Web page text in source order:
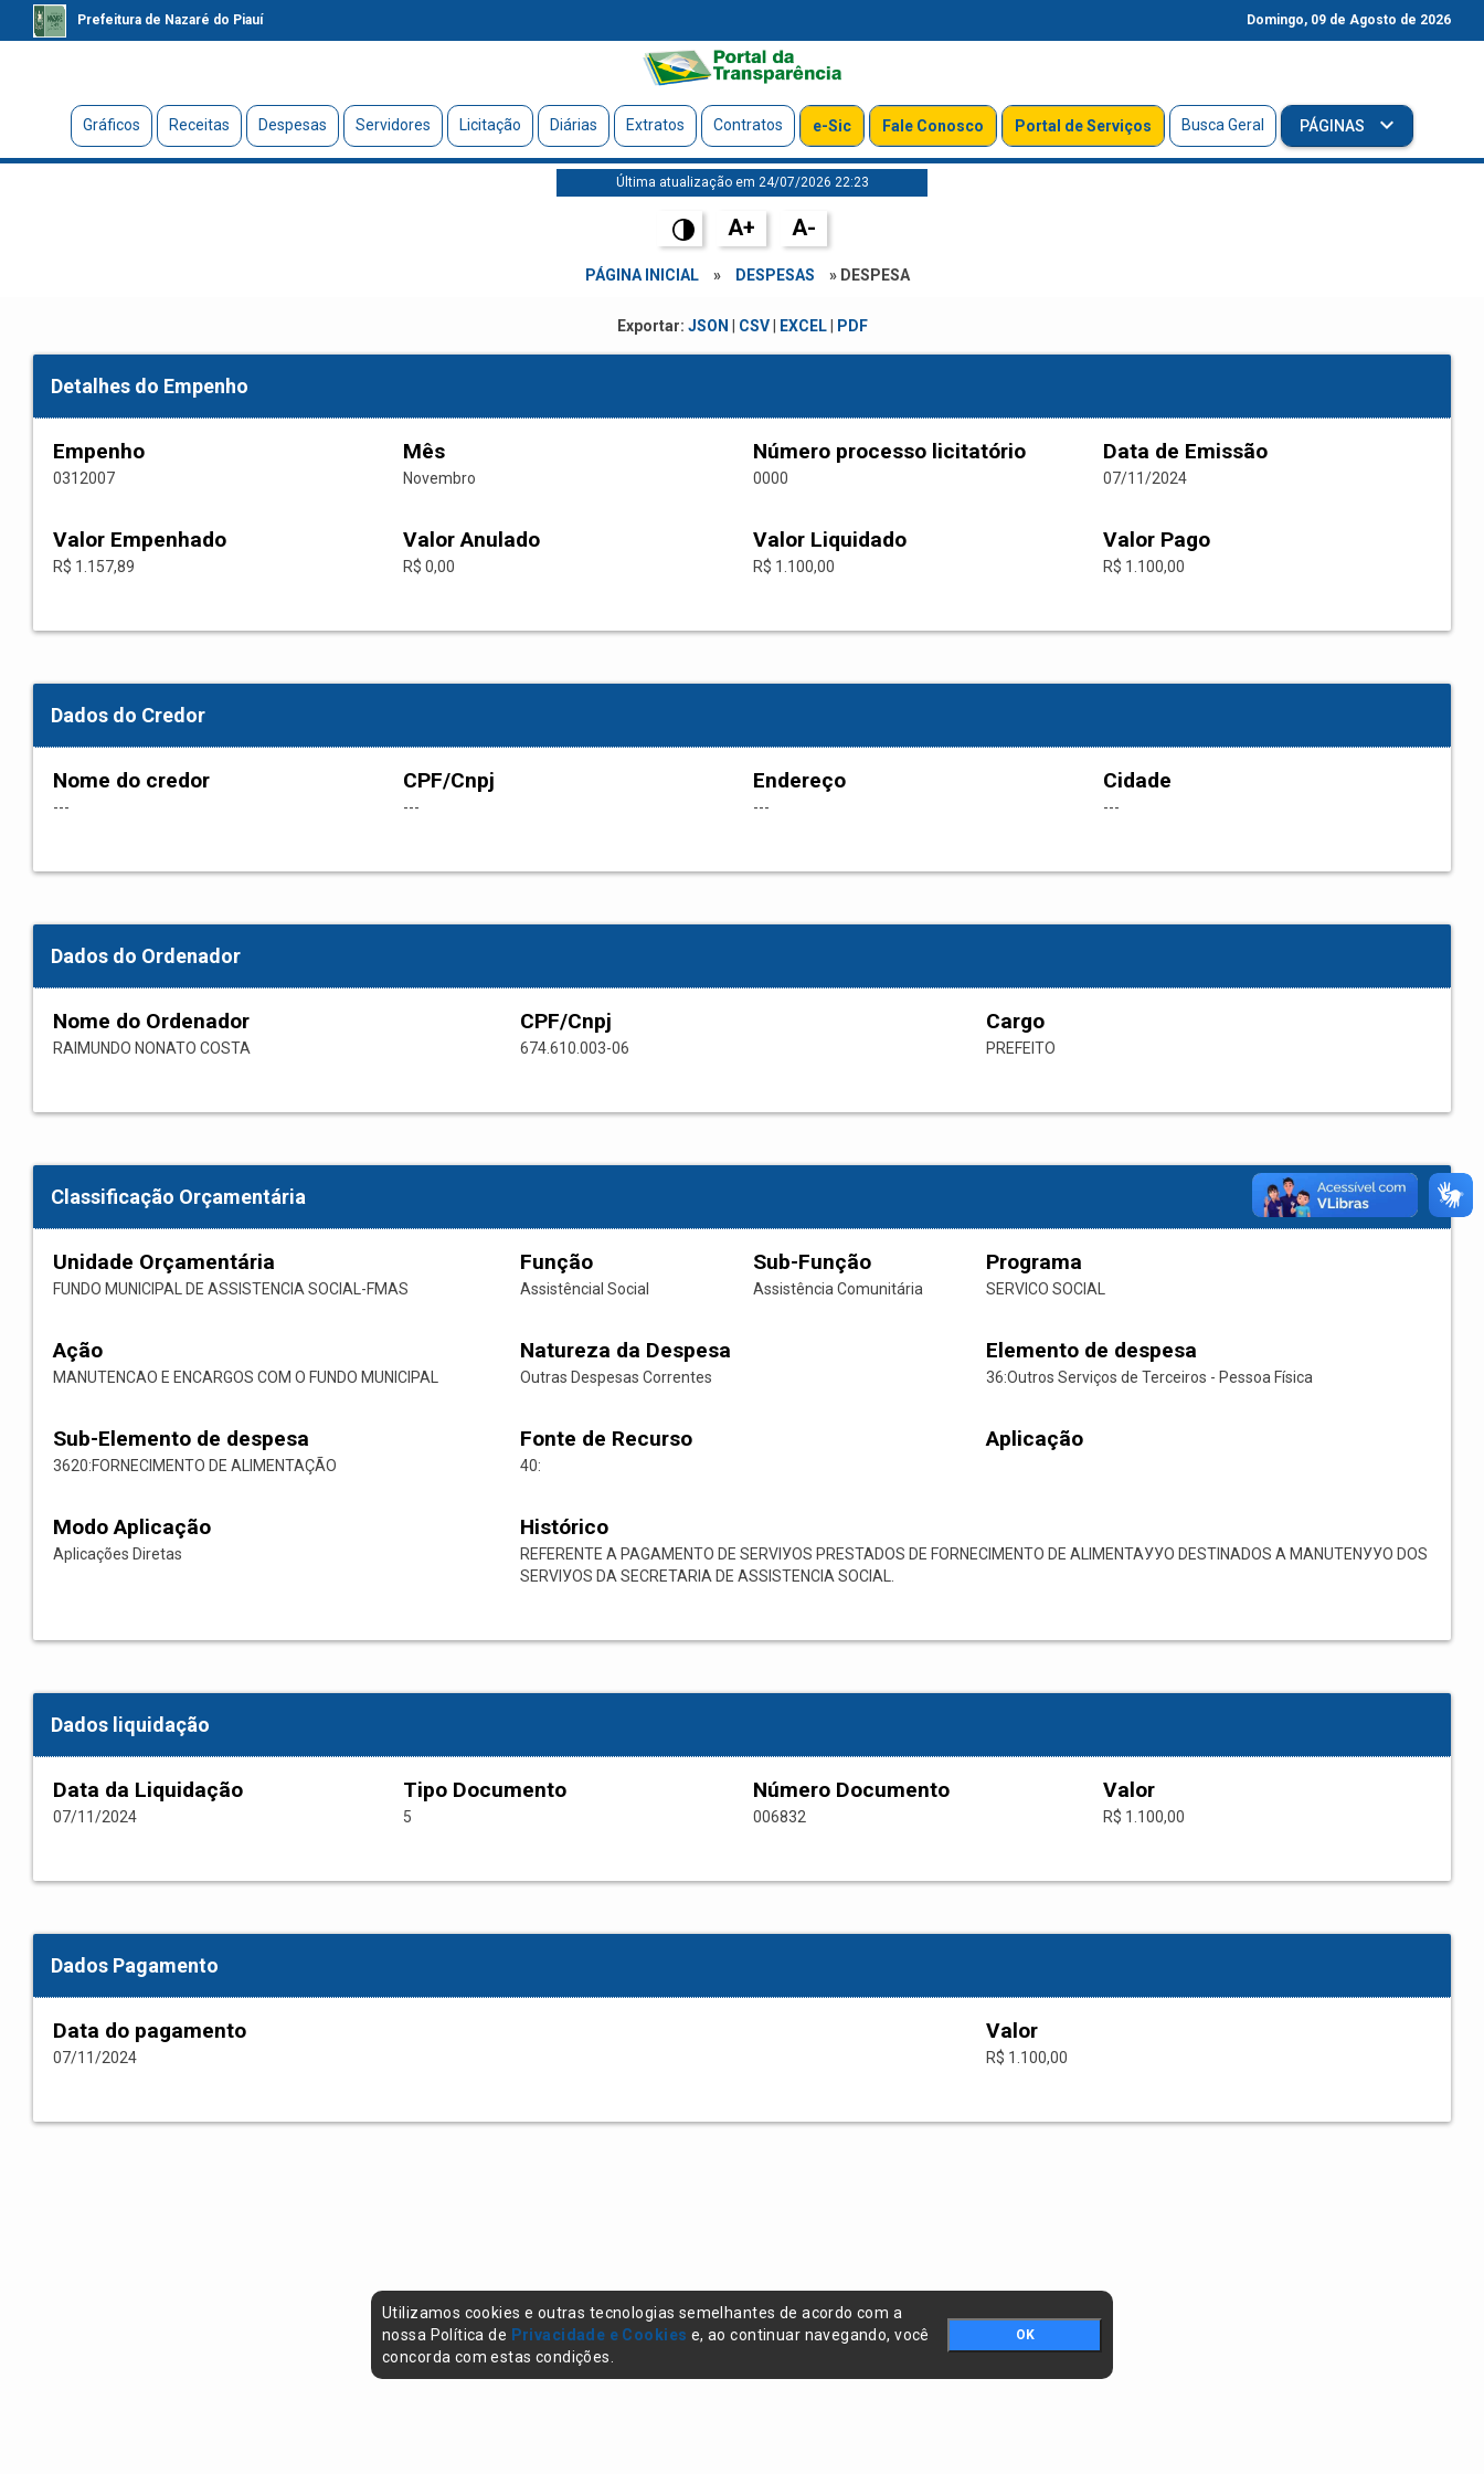
Prefeitura de Nazaré do Piauí Domingo, 09 de Agosto de 2026
Gráficos Receitas Despesas Servidores Licitação Diárias Extratos Contratos e-Sic Fale Conosco Portal de Serviços Busca Geral PÁGINAS
Última atualização em 24/07/2026 22:23
A+ A-
PÁGINA INICIAL » DESPESAS » DESPESA
Exportar: JSON CSV| EXCEL| PDF
Detalhes do Empenho
Empenho
0312007
Mês
Novembro
Número processo licitatório
0000
Data de Emissão
07/11/2024
Valor Empenhado
R$ 1.157,89
Valor Anulado
R$ 0,00
Valor Liquidado
R$ 1.100,00
Valor Pago
R$ 1.100,00
Dados do Credor
Nome do credor
---
CPF/Cnpj
---
Endereço
---
Cidade
---
Dados do Ordenador
Nome do Ordenador
RAIMUNDO NONATO COSTA
CPF/Cnpj
674.610.003-06
Cargo
PREFEITO
Classificação Orçamentária
Unidade Orçamentária
FUNDO MUNICIPAL DE ASSISTENCIA SOCIAL-FMAS
Função
Assistêncial Social
Sub-Função
Assistência Comunitária
Programa
SERVICO SOCIAL
Ação
MANUTENCAO E ENCARGOS COM O FUNDO MUNICIPAL
Natureza da Despesa
Outras Despesas Correntes
Elemento de despesa
36:Outros Serviços de Terceiros - Pessoa Física
Sub-Elemento de despesa
3620:FORNECIMENTO DE ALIMENTAÇÃO
Fonte de Recurso
40:
Aplicação
Modo Aplicação
Aplicações Diretas
Histórico
REFERENTE A PAGAMENTO DE SERVIУOS PRESTADOS DE FORNECIMENTO DE ALIMENTAУУO DESTINADOS A MANUTENУУO DOS
SERVIУOS DA SECRETARIA DE ASSISTENCIA SOCIAL.
Dados liquidação
Data da Liquidação
07/11/2024
Tipo Documento
5
Número Documento
006832
Valor
R$ 1.100,00
Dados Pagamento
Data do pagamento
07/11/2024
Valor
R$ 1.100,00
Utilizamos cookies e outras tecnologias semelhantes de acordo com a
nossa Política de Privacidade e Cookies e, ao continuar navegando, você
concorda com estas condições.
OK